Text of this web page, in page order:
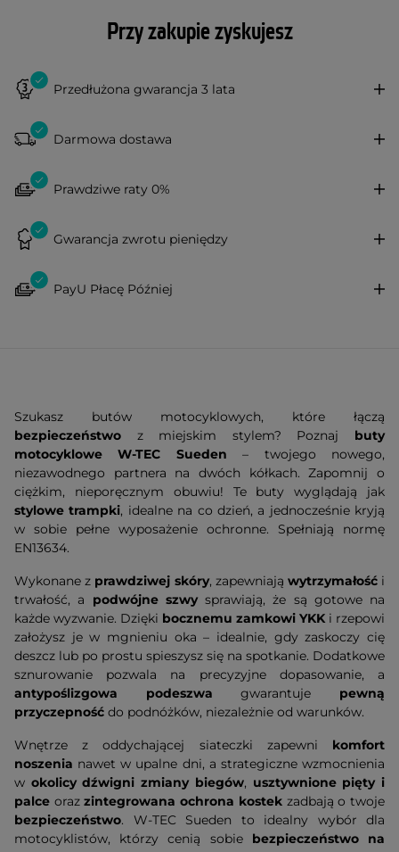
Przy zakupie zyskujesz
Przedłużona gwarancja 3 lata
Darmowa dostawa
Prawdziwe raty 0%
Gwarancja zwrotu pieniędzy
PayU Płacę Później
Szukasz butów motocyklowych, które łączą
bezpieczeństwo z miejskim stylem? Poznaj buty
motocyklowe W-TEC Sueden – twojego nowego,
niezawodnego partnera na dwóch kółkach. Zapomnij o
ciężkim, nieporęcznym obuwiu! Te buty wyglądają jak
stylowe trampki, idealne na co dzień, a jednocześnie kryją
w sobie pełne wyposażenie ochronne. Spełniają normę
EN13634.
Wykonane z prawdziwej skóry, zapewniają wytrzymałośći
trwałość, a podwójne szwysprawiają, że są gotowe na
każde wyzwanie. Dzięki bocznemu zamkowi YKK i rzepowi
założysz je w mgnieniu oka – idealnie, gdy zaskoczy cię
deszcz lub po prostu spieszysz się na spotkanie. Dodatkowe
sznurowanie pozwala na precyzyjne dopasowanie, a
antypoślizgowa podeszwa gwarantuje pewną
przyczepność do podnóżków, niezależnie od warunków.
Wnętrze z oddychającej siateczki zapewni komfort
noszenia nawet w upalne dni, a strategiczne wzmocnienia
w okolicy dźwigni zmiany biegów, usztywnione pięty i
palce orazzintegrowana ochrona kostekzadbają o twoje
bezpieczeństwo. W-TEC Sueden to idealny wybór dla
motocyklistów, którzy cenią sobie bezpieczeństwo na